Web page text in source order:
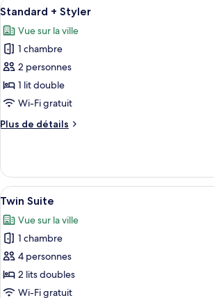
chambres
Afficher
toutes
les
photos
pour
ce
type
chambre :
Styler
10
Standard + Styler
Vue sur la ville
1 chambre
2 personnes
1 lit double
Wi-Fi gratuit
Plus de détails
Plus
le
type
de
Standard
+
Styler
Afficher
toutes
les
photos
pour
ce
type
Une
16
Twin Suite
Vue sur la ville
1 chambre
4 personnes
2 lits doubles
Wi-Fi gratuit